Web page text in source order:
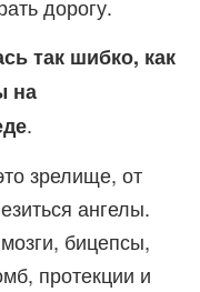
дорогу.
так шибко, как
на
.
зрелище, от
ангелы.
бицепсы,
протекции и